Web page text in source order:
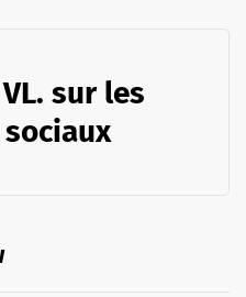
sur les